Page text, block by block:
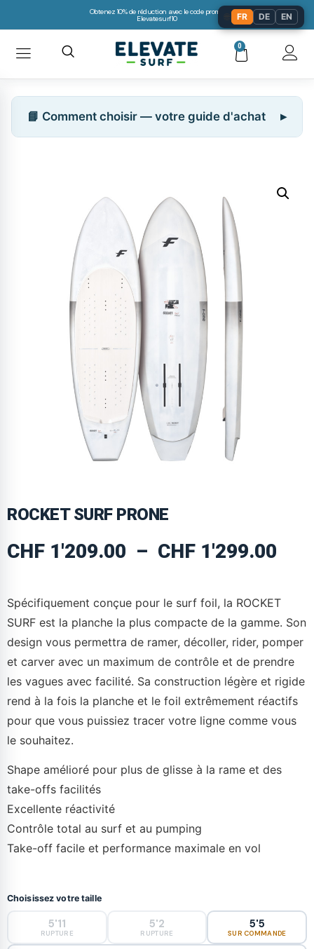
Obtenez 10% de réduction avec le code promo:
Elevatesurf10
0
📘 Comment choisir — votre guide d'achat
ROCKET SURF PRONE
CHF 1'209.00 – CHF 1'299.00
Spécifiquement conçue pour le surf foil, la ROCKET
SURF est la planche la plus compacte de la gamme. Son
design vous permettra de ramer, décoller, rider, pomper
et carver avec un maximum de contrôle et de prendre
les vagues avec facilité. Sa construction légère et rigide
rend à la fois la planche et le foil extrêmement réactifs
pour que vous puissiez tracer votre ligne comme vous
le souhaitez.
Shape amélioré pour plus de glisse à la rame et des
take-offs facilités
Excellente réactivité
Contrôle total au surf et au pumping
Take-off facile et performance maximale en vol
Choisissez votre taille
5'11
RUPTURE
5'2
RUPTURE
5'5
SUR COMMANDE
FR DE EN